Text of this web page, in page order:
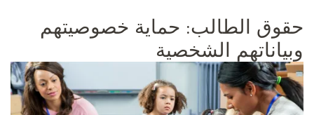
حقوق الطالب: حماية خصوصيتهم
وبياناتهم الشخصية